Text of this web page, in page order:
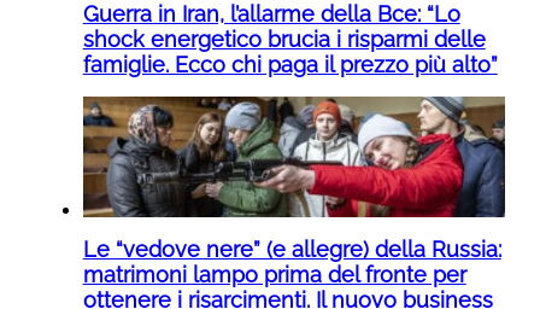
Guerra in Iran, l’allarme della Bce: “Lo
shock energetico brucia i risparmi delle
famiglie. Ecco chi paga il prezzo più alto”
Le “vedove nere” (e allegre) della Russia:
matrimoni lampo prima del fronte per
ottenere i risarcimenti. Il nuovo business